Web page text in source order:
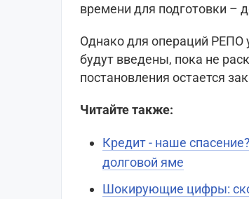
времени для подготовки –
Однако для операций РЕПО
будут введены, пока не
постановления остается
Читайте также:
Кредит - наше
долговой яме
Шокирующие цифры: